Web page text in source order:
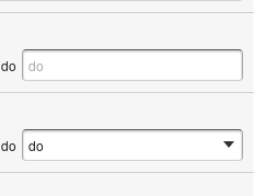
do
do